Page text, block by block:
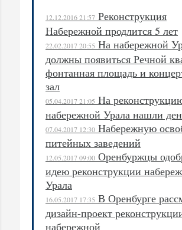
12.12.2016 21:57 Реконструкция
Набережной продлится 5 лет
22.02.2017 20:55 На набережной
должны появиться Речной
фонтанная площадь и
зал
05.04.2017 21:05 На
набережной Урала нашли
07.04.2017 12:30 Набережную
питейных заведений
12.05.2017 09:00 Оренбуржцы
идею реконструкции
Урала
16.05.2017 17:35 В Оренбурге
дизайн-проект
набережной